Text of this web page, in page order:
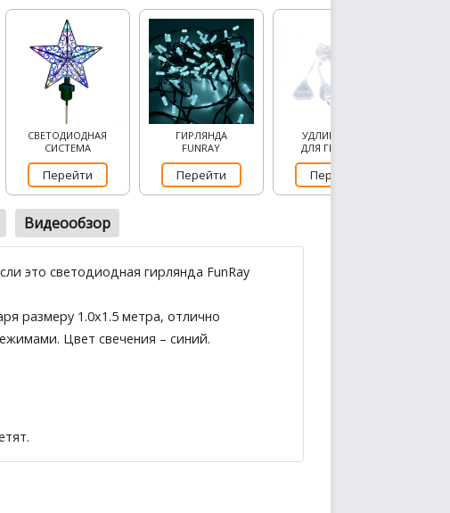
СВЕТОДИОДНАЯ
СИСТЕМА
Перейти
ГИРЛЯНДА
FUNRAY
Перейти
УДЛИНИТЕЛЬ
ДЛЯ ГИРЛЯНД
Перейти
Видеообзор
это светодиодная гирлянда FunRay
размеру 1.0х1.5 метра, отлично
Цвет свечения – синий.